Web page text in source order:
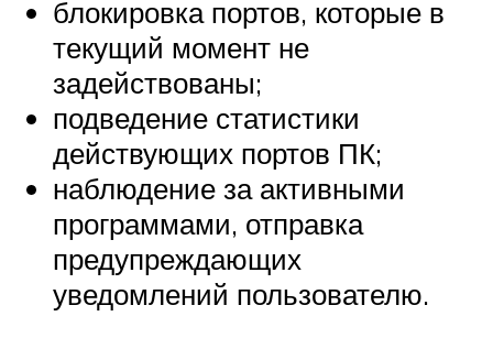
блокировка портов, которые в
текущий момент не
задействованы;
подведение статистики
действующих портов ПК;
наблюдение за активными
программами, отправка
предупреждающих
уведомлений пользователю.